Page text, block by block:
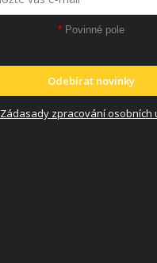
* Povinné pole
Odebírat novinky
Zádasady zpracování osobních